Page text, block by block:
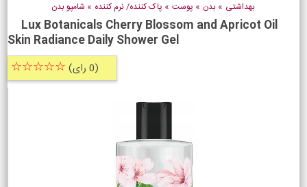
بهداشتی » بدن » پوست » پاک کننده/ نرم کننده » شامپو بدن
Lux Botanicals Cherry Blossom and Apricot Oil
Skin Radiance Daily Shower Gel
(0 رای) ☆☆☆☆☆